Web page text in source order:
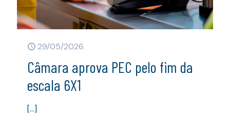
29/05/2026
Câmara aprova PEC pelo fim da
escala 6X1
[…]